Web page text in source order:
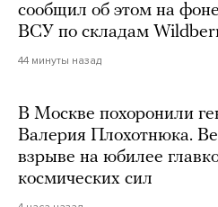
сообщил об этом на
ВСУ по складам
44 минуты назад
В Москве похоронили
Валерия Плохотнюка.
взрыве на юбилее
космических сил